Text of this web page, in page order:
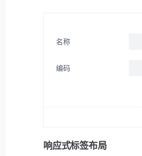
名称
编码
响应式标签布局